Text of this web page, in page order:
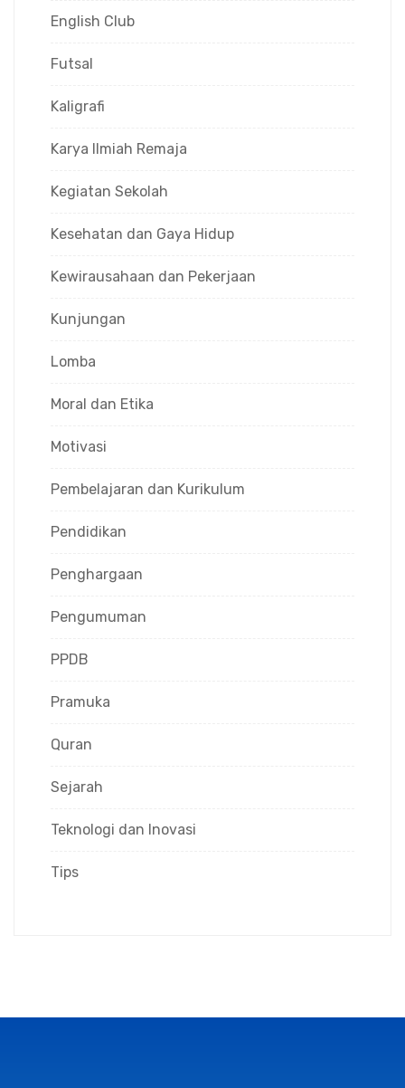
English Club
Futsal
Kaligrafi
Karya Ilmiah Remaja
Kegiatan Sekolah
Kesehatan dan Gaya Hidup
Kewirausahaan dan Pekerjaan
Kunjungan
Lomba
Moral dan Etika
Motivasi
Pembelajaran dan Kurikulum
Pendidikan
Penghargaan
Pengumuman
PPDB
Pramuka
Quran
Sejarah
Teknologi dan Inovasi
Tips